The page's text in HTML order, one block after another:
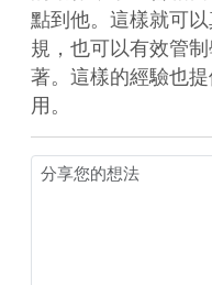
點到他。這樣就可
規，也可以有效管
著。這樣的經驗也
用。